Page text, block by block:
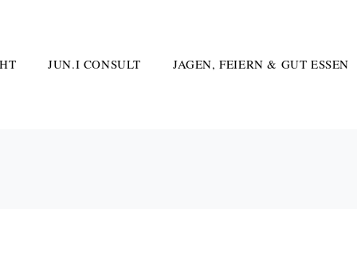
JUN.I CONSULT JAGEN, FEIERN & GUT ESSEN